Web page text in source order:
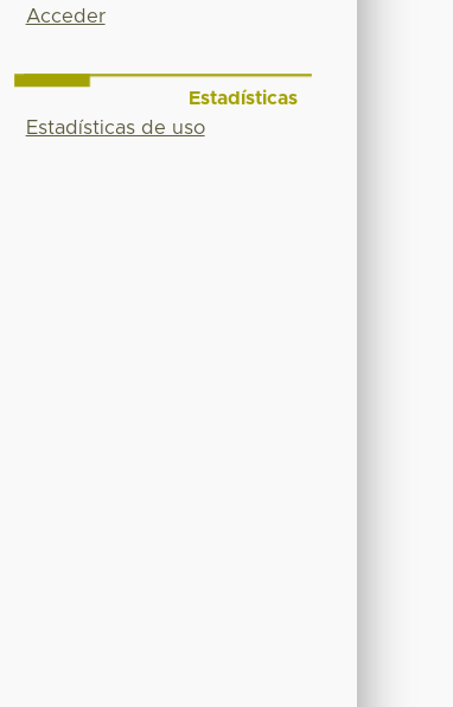
Acceder
Estadísticas
Estadísticas de uso